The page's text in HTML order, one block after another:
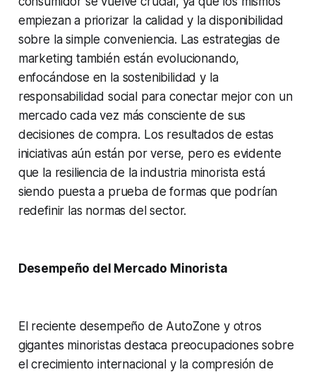
empiezan a priorizar la calidad y la disponibilidad
sobre la simple conveniencia. Las estrategias de
marketing también están evolucionando,
enfocándose en la sostenibilidad y la
responsabilidad social para conectar mejor con un
mercado cada vez más consciente de sus
decisiones de compra. Los resultados de estas
iniciativas aún están por verse, pero es evidente
que la resiliencia de la industria minorista está
siendo puesta a prueba de formas que podrían
redefinir las normas del sector.
Desempeño del Mercado Minorista
El reciente desempeño de AutoZone y otros
gigantes minoristas destaca preocupaciones sobre
el crecimiento internacional y la compresión de